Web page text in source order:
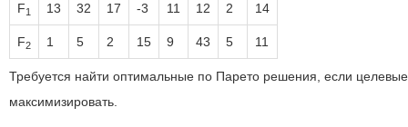
F1 13 32 17 -3 11 12 2 14
F2 1 5 2 15 9 43 5 11
Требуется найти оптимальные по Парето решения, если
максимизировать.